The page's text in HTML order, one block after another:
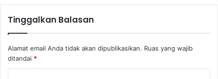
Tinggalkan Balasan
Alamat email Anda tidak akan dipublikasikan. Ruas yang wajib
ditandai *